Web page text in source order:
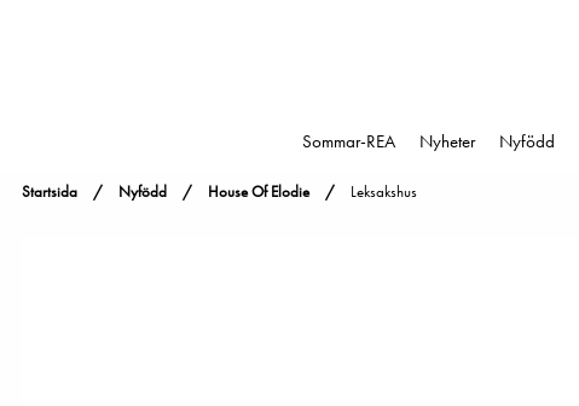
Sommar-REA Nyheter Nyfödd
Startsida Nyfödd House Of Elodie Leksakshus